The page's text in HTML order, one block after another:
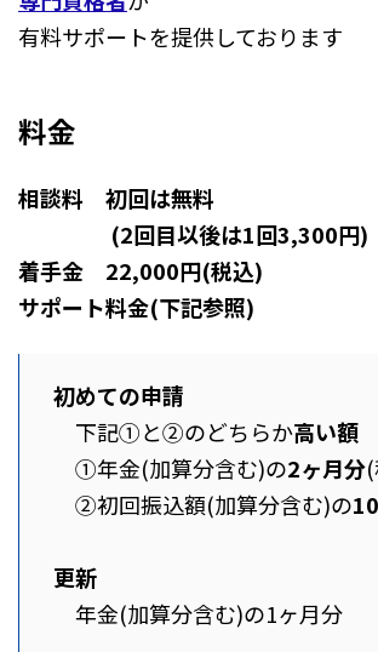
有料サポートを提供しております
料金
相談料 初回は無料
(2回目以後は1回3,300円)
着手金 22,000円(税込)
サポート料金(下記参照)
初めての申請
下記①と②のどちらか高い額
①年金(加算分含む)の2ヶ月分
②初回振込額(加算分含む)の
更新
年金(加算分含む)の1ヶ月分